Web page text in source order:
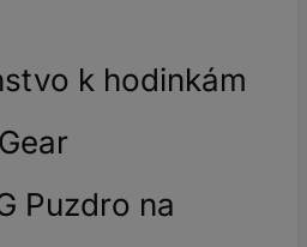
k hodinkám
Puzdro na